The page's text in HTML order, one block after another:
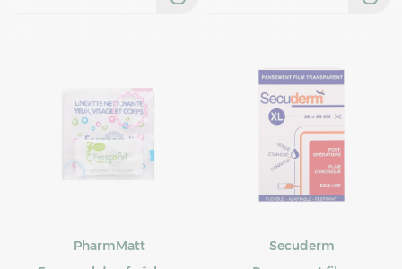
PharmMatt
Secuderm